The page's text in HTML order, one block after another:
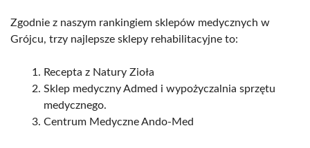
Zgodnie z naszym rankingiem sklepów medycznych w
Grójcu, trzy najlepsze sklepy rehabilitacyjne to:
Recepta z Natury Zioła
Sklep medyczny Admed i wypożyczalnia sprzętu
medycznego.
Centrum Medyczne Ando-Med